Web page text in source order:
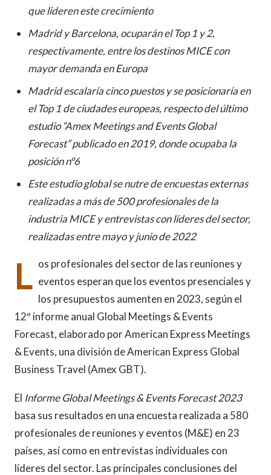
que lideren este crecimiento
Madrid y Barcelona, ocuparán el Top 1 y 2,
respectivamente, entre los destinos MICE con
mayor demanda en Europa
Madrid escalaría cinco puestos y se posicionaría en
el Top 1 de ciudades europeas, respecto del último
estudio “Amex Meetings and Events Global
Forecast” publicado en 2019, donde ocupaba la
posición nº6
Este estudio global se nutre de encuestas externas
realizadas a más de 500 profesionales de la
industria MICE y entrevistas con líderes del sector,
realizadas entre mayo y junio de 2022
L os profesionales del sector de las reuniones y
eventos esperan que los eventos presenciales y
los presupuestos aumenten en 2023, según el
12º informe anual Global Meetings & Events
Forecast, elaborado por American Express Meetings
& Events, una división de American Express Global
Business Travel (Amex GBT).
El Informe Global Meetings & Events Forecast 2023
basa sus resultados en una encuesta realizada a 580
profesionales de reuniones y eventos (M&E) en 23
países, así como en entrevistas individuales con
líderes del sector. Las principales conclusiones del